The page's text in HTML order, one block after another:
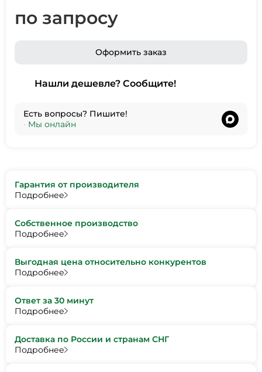
по запросу
Оформить заказ
Нашли дешевле? Сообщите!
Есть вопросы? Пишите!
• Мы онлайн
Гарантия от производителя
Подробнее
Собственное производство
Подробнее
Выгодная цена относительно конкурентов
Подробнее
Ответ за 30 минут
Подробнее
Доставка по России и странам СНГ
Подробнее